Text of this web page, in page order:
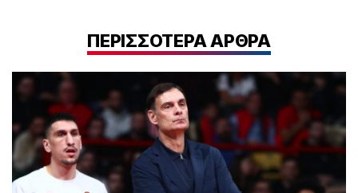
ΠΕΡΙΣΣΟΤΕΡΑ ΑΡΘΡΑ